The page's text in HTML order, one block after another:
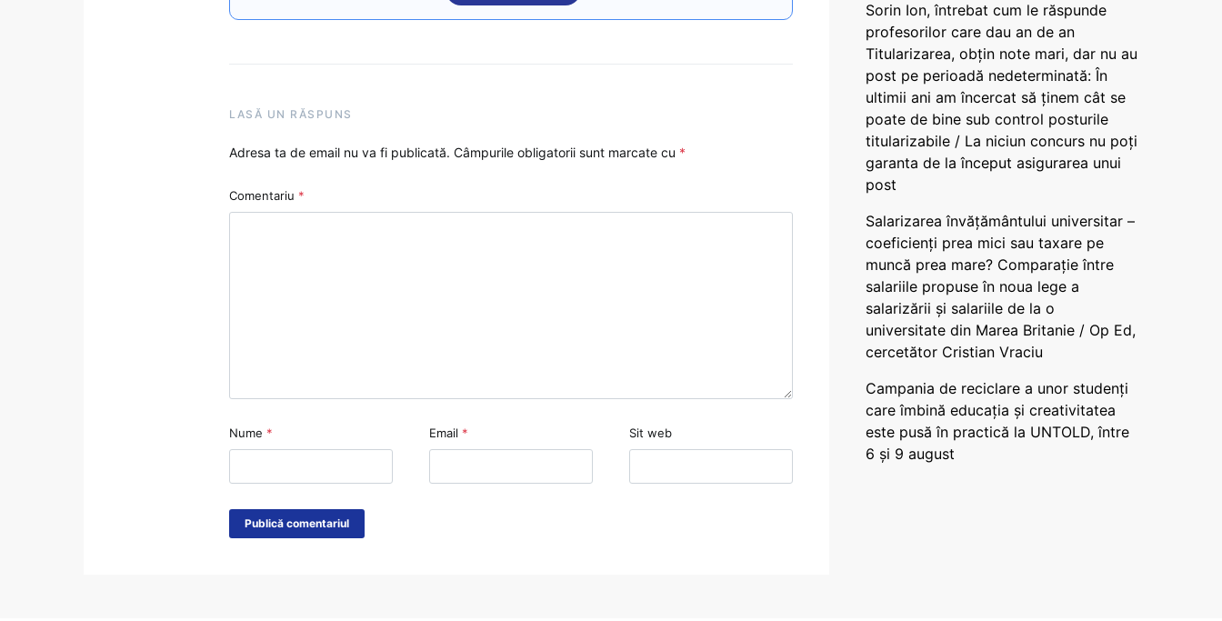
LASĂ UN RĂSPUNS
Adresa ta de email nu va fi publicată. Câmpurile obligatorii sunt marcate cu *
Comentariu *
Nume * Email * Sit web
Sorin Ion, întrebat cum le răspunde
profesorilor care dau an de an
Titularizarea, obțin note mari, dar nu au
post pe perioadă nedeterminată: În
ultimii ani am încercat să ținem cât se
poate de bine sub control posturile
titularizabile / La niciun concurs nu poți
garanta de la început asigurarea unui
post
Salarizarea învățământului universitar –
coeficienți prea mici sau taxare pe
muncă prea mare? Comparație între
salariile propuse în noua lege a
salarizării și salariile de la o
universitate din Marea Britanie / Op Ed,
cercetător Cristian Vraciu
Campania de reciclare a unor studenți
care îmbină educația și creativitatea
este pusă în practică la UNTOLD, între
6 și 9 august